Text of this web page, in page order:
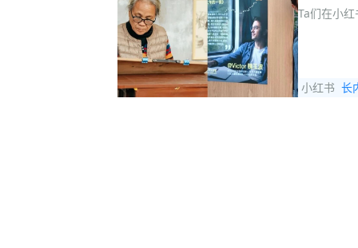
Ta们在小
小红书 长